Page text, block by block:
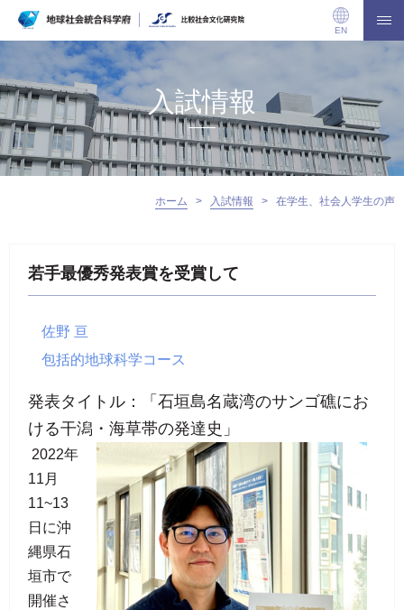
EN
入試情報
ホーム > 入試情報 > 在学生、社会人学生の声
若手最優秀発表賞を受賞して
佐野 亘
包括的地球科学コース
発表タイトル：「石垣島名蔵湾のサンゴ礁にお
ける干潟・海草帯の発達史」
2022年
11月
11~13
日に沖
縄県石
垣市で
開催さ